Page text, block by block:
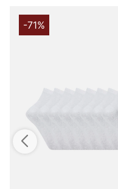
-71%